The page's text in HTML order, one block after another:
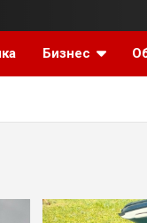
Бизнес